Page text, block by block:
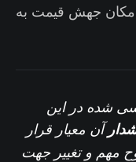
جهش قیمت به
شده در این
آن معیار قرار
مهم و تغییر جهت